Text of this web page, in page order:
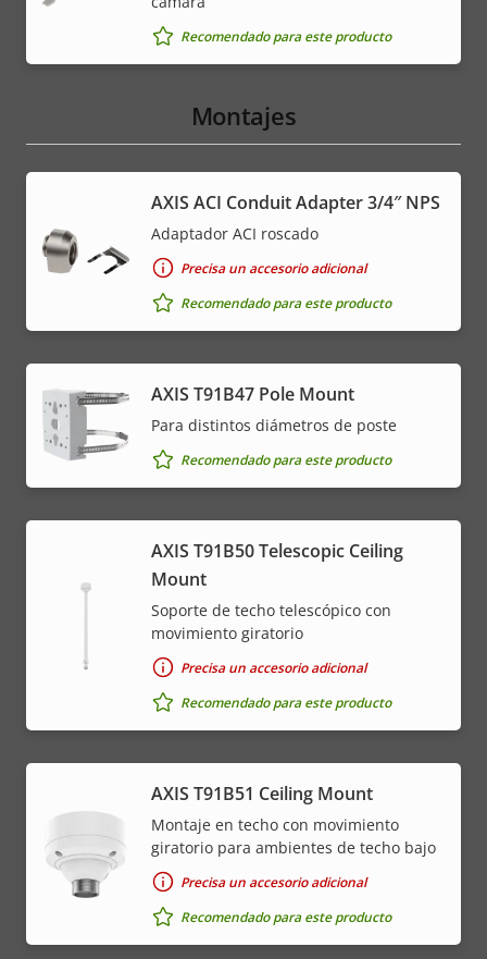
Recomendado para este producto
Montajes
AXIS ACI Conduit Adapter 3/4″ NPS
Adaptador ACI roscado
Precisa un accesorio adicional
Recomendado para este producto
AXIS T91B47 Pole Mount
Para distintos diámetros de poste
Recomendado para este producto
AXIS T91B50 Telescopic Ceiling
Mount
Soporte de techo telescópico con
movimiento giratorio
Precisa un accesorio adicional
Recomendado para este producto
AXIS T91B51 Ceiling Mount
Montaje en techo con movimiento
giratorio para ambientes de techo bajo
Precisa un accesorio adicional
Recomendado para este producto